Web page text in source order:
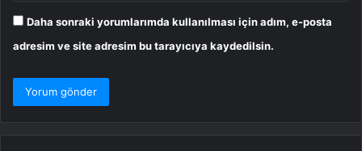
Daha sonraki yorumlarımda kullanılması için adım, e-posta
adresim ve site adresim bu tarayıcıya kaydedilsin.